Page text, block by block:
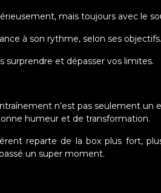
mais toujours avec le
à son rythme, selon ses objectifs.
surprendre et dépasser vos limites.
n’est pas seulement un
humeur et de transformation.
reparte de la box plus fort,
un super moment.